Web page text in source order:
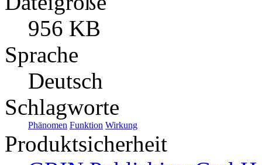
956 KB
Sprache
Deutsch
Schlagworte
Phänomen Funktion Wirkung
Produktsicherheit